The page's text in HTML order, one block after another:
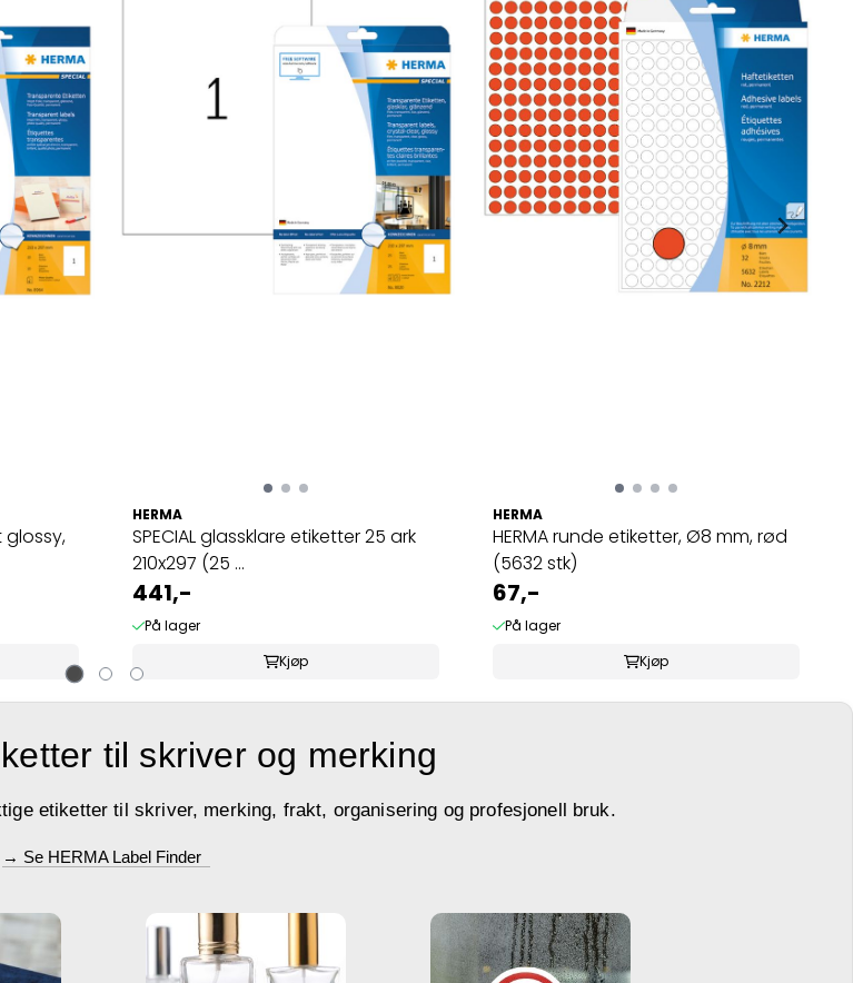
glossy,
HERMA
SPECIAL glassklare etiketter 25 ark
210x297 (25 ...
441,-
På lager
Kjøp
HERMA
HERMA runde etiketter, Ø8 mm, rød
(5632 stk)
67,-
På lager
Kjøp
til skriver og merking
etiketter til skriver, merking, frakt, organisering og profesjonell bruk.
→ Se HERMA Label Finder